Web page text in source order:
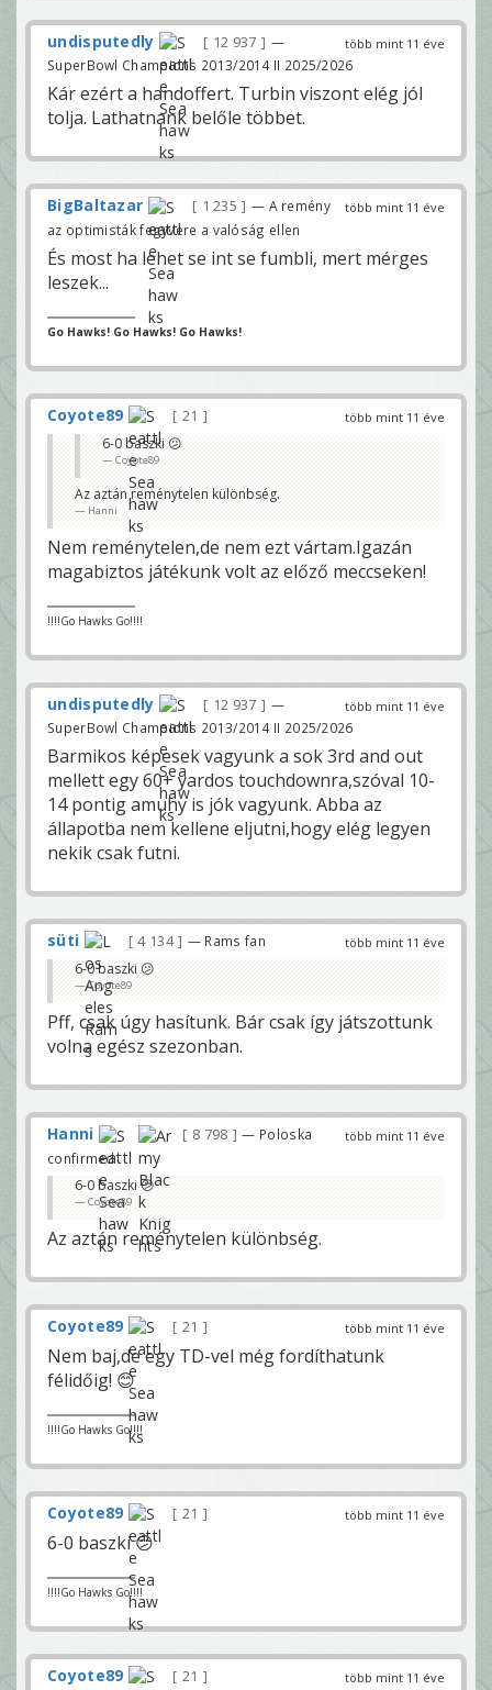
több mint 11 éve
undisputedly 12 937
—
SuperBowl Champions 2013/2014 II 2025/2026
Kár ezért a handoffert. Turbin viszont elég jól
tolja. Lathatnank belőle többet.
több mint 11 éve
BigBaltazar 1 235
— A remény
az optimisták fegyvere a valóság ellen
És most ha lehet se int se fumbli, mert mérges
leszek...
Go Hawks! Go Hawks! Go Hawks!
több mint 11 éve
Coyote89
21
6-0 baszki 😕
Coyote89
Az aztán reménytelen különbség.
Hanni
Nem reménytelen,de nem ezt vártam.Igazán
magabiztos játékunk volt az előző meccseken!
!!!!Go Hawks Go!!!!
több mint 11 éve
undisputedly 12 937
—
SuperBowl Champions 2013/2014 II 2025/2026
Barmikos képesek vagyunk a sok 3rd and out
mellett egy 60+ yardos touchdownra,szóval 10-
14 pontig amuhy is jók vagyunk. Abba az
állapotba nem kellene eljutni,hogy elég legyen
nekik csak futni.
több mint 11 éve
süti 4 134 — Rams fan
6-0 baszki 😕
Coyote89
Pff, csak úgy hasítunk. Bár csak így játszottunk
volna egész szezonban.
több mint 11 éve
Hanni 8 798
— Poloska
confirmed
6-0 baszki 😕
Coyote89
Az aztán reménytelen különbség.
több mint 11 éve
Coyote89 21
Nem baj,de egy TD-vel még fordíthatunk
félidőig! 😊
!!!!Go Hawks Go!!!!
több mint 11 éve
Coyote89 21
6-0 baszki 😕
!!!!Go Hawks Go!!!!
több mint 11 éve
Coyote89 21